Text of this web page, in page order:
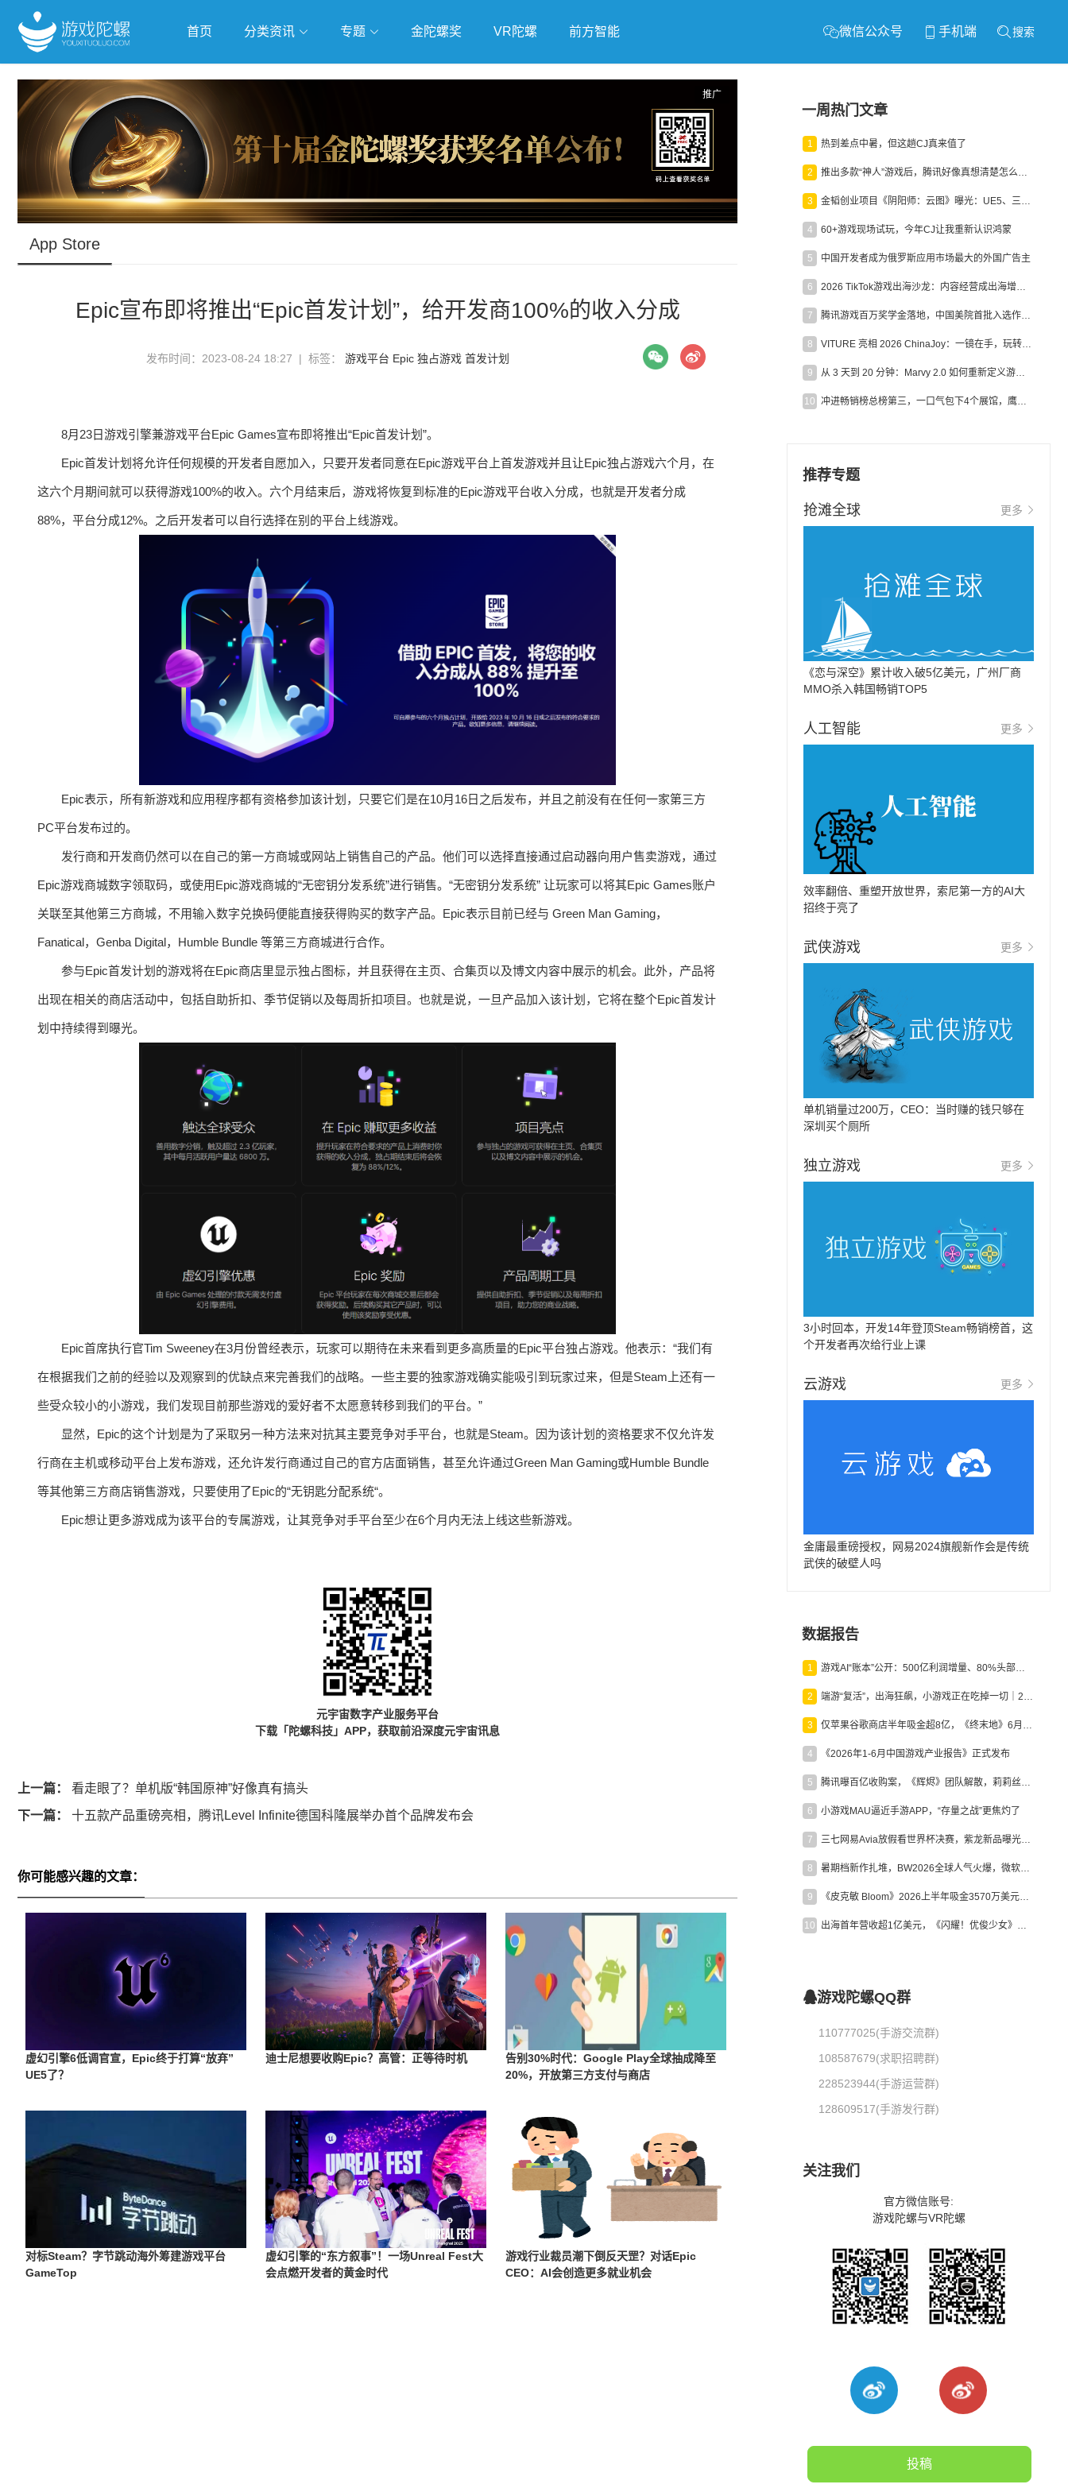
首页 分类资讯 专题
抢滩全球 人工智能 武侠游戏 独立游戏 云游戏
跨界Talk
金陀螺奖 VR陀螺 前方智能 微信公众号 手机端 搜索
推广
App Store
Epic宣布即将推出“Epic首发计划”，给开发商100%的收入分成
发布时间：2023-08-24 18:27 | 标签： 游戏平台 Epic 独占游戏 首发计划
8月23日游戏引擎兼游戏平台Epic Games宣布即将推出“Epic首发计划”。
Epic首发计划将允许任何规模的开发者自愿加入，只要开发者同意在Epic游戏平台上首发游戏并且让Epic独占游戏六个月，在
这六个月期间就可以获得游戏100%的收入。六个月结束后，游戏将恢复到标准的Epic游戏平台收入分成，也就是开发者分成
88%，平台分成12%。之后开发者可以自行选择在别的平台上线游戏。
Epic表示，所有新游戏和应用程序都有资格参加该计划，只要它们是在10月16日之后发布，并且之前没有在任何一家第三方
PC平台发布过的。
发行商和开发商仍然可以在自己的第一方商城或网站上销售自己的产品。他们可以选择直接通过启动器向用户售卖游戏，通过
Epic游戏商城数字领取码，或使用Epic游戏商城的“无密钥分发系统”进行销售。“无密钥分发系统” 让玩家可以将其Epic Games账户
关联至其他第三方商城，不用输入数字兑换码便能直接获得购买的数字产品。Epic表示目前已经与 Green Man Gaming，
Fanatical，Genba Digital，Humble Bundle 等第三方商城进行合作。
参与Epic首发计划的游戏将在Epic商店里显示独占图标，并且获得在主页、合集页以及博文内容中展示的机会。此外，产品将
出现在相关的商店活动中，包括自助折扣、季节促销以及每周折扣项目。也就是说，一旦产品加入该计划，它将在整个Epic首发计
划中持续得到曝光。
Epic首席执行官Tim Sweeney在3月份曾经表示，玩家可以期待在未来看到更多高质量的Epic平台独占游戏。他表示：“我们有
在根据我们之前的经验以及观察到的优缺点来完善我们的战略。一些主要的独家游戏确实能吸引到玩家过来，但是Steam上还有一
些受众较小的小游戏，我们发现目前那些游戏的爱好者不太愿意转移到我们的平台。”
显然，Epic的这个计划是为了采取另一种方法来对抗其主要竞争对手平台，也就是Steam。因为该计划的资格要求不仅允许发
行商在主机或移动平台上发布游戏，还允许发行商通过自己的官方店面销售，甚至允许通过Green Man Gaming或Humble Bundle
等其他第三方商店销售游戏，只要使用了Epic的“无钥匙分配系统“。
Epic想让更多游戏成为该平台的专属游戏，让其竞争对手平台至少在6个月内无法上线这些新游戏。
元宇宙数字产业服务平台
下载「陀螺科技」APP，获取前沿深度元宇宙讯息
上一篇： 看走眼了？单机版“韩国原神”好像真有搞头
下一篇： 十五款产品重磅亮相，腾讯Level Infinite德国科隆展举办首个品牌发布会
你可能感兴趣的文章：
虚幻引擎6低调官宣，Epic终于打算“放弃”
UE5了？
迪士尼想要收购Epic？高管：正等待时机
告别30%时代：Google Play全球抽成降至
20%，开放第三方支付与商店
对标Steam？字节跳动海外筹建游戏平台
GameTop
虚幻引擎的“东方叙事”！一场Unreal Fest大
会点燃开发者的黄金时代
游戏行业裁员潮下倒反天罡？对话Epic
CEO：AI会创造更多就业机会
一周热门文章
1 热到差点中暑，但这趟CJ真来值了
2 推出多款“神人”游戏后，腾讯好像真想清楚怎么做二次元了
3 金韬创业项目《阴阳师：云图》曝光：UE5、三端互通、ARPG
4 60+游戏现场试玩，今年CJ让我重新认识鸿蒙
5 中国开发者成为俄罗斯应用市场最大的外国广告主
6 2026 TikTok游戏出海沙龙：内容经营成出海增长新引擎
7 腾讯游戏百万奖学金落地，中国美院首批入选作品获业内关注
8 VITURE 亮相 2026 ChinaJoy：一镜在手，玩转全场！
9 从 3 天到 20 分钟：Marvy 2.0 如何重新定义游戏出海营销效率？
10 冲进畅销榜总榜第三，一口气包下4个展馆，鹰角把嘉年华做爆了
推荐专题
抢滩全球 更多
《恋与深空》累计收入破5亿美元，广州厂商
MMO杀入韩国畅销TOP5
人工智能 更多
效率翻倍、重塑开放世界，索尼第一方的AI大
招终于亮了
武侠游戏 更多
单机销量过200万，CEO：当时赚的钱只够在
深圳买个厕所
独立游戏 更多
3小时回本，开发14年登顶Steam畅销榜首，这
个开发者再次给行业上课
云游戏 更多
金庸最重磅授权，网易2024旗舰新作会是传统
武侠的破壁人吗
数据报告
1 游戏AI“账本”公开：500亿利润增量、80%头部入局，谁在闷声发财？
2 端游“复活”，出海狂飙，小游戏正在吃掉一切｜2026上半年产业报告
3 仅苹果谷歌商店半年吸金超8亿，《终末地》6月份收入显著回暖
4 《2026年1-6月中国游戏产业报告》正式发布
5 腾讯曝百亿收购案，《辉烬》团队解散，莉莉丝新作曝光｜陀螺周报
6 小游戏MAU逼近手游APP，“存量之战”更焦灼了
7 三七网易Avia放假看世界杯决赛，紫龙新品曝光，米哈游新作上线 | 陀螺周报
8 暑期档新作扎堆，BW2026全球人气火爆，微软XBOX大裁员|陀螺周报
9 《皮克敏 Bloom》2026上半年吸金3570万美元，中国台湾成最大市场
10 出海首年营收超1亿美元，《闪耀！优俊少女》美国市场占比达七成
游戏陀螺QQ群
110777025(手游交流群)
108587679(求职招聘群)
228523944(手游运营群)
128609517(手游发行群)
关注我们
官方微信账号:
游戏陀螺与VR陀螺
投稿